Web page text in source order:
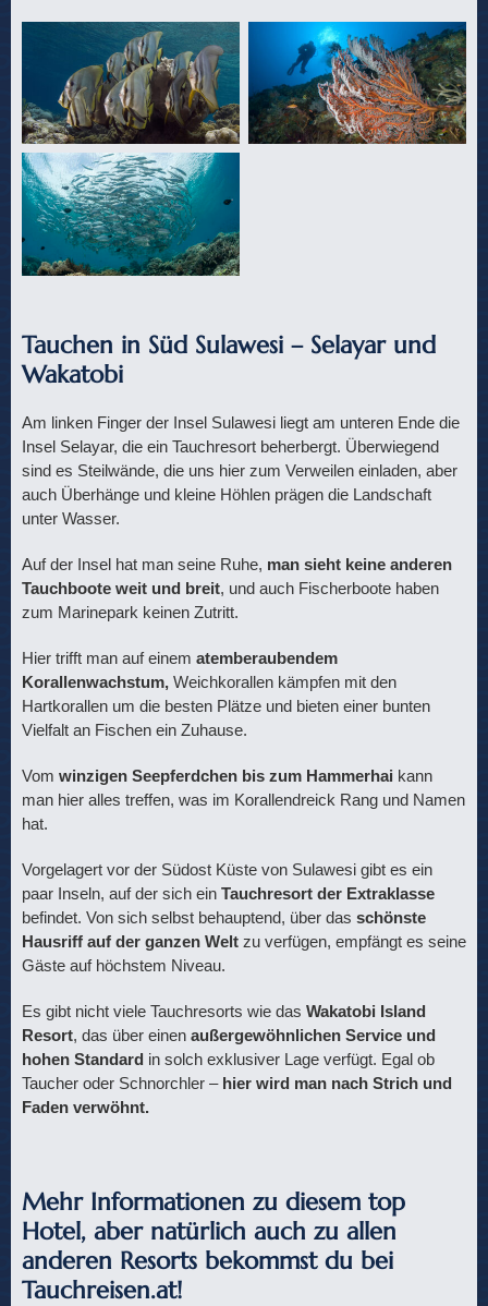
Tauchen in Süd Sulawesi – Selayar und
Wakatobi
Am linken Finger der Insel Sulawesi liegt am unteren Ende die
Insel Selayar, die ein Tauchresort beherbergt. Überwiegend
sind es Steilwände, die uns hier zum Verweilen einladen, aber
auch Überhänge und kleine Höhlen prägen die Landschaft
unter Wasser.
Auf der Insel hat man seine Ruhe, man sieht keine anderen
Tauchboote weit und breit, und auch Fischerboote haben
zum Marinepark keinen Zutritt.
Hier trifft man auf einem atemberaubendem
Korallenwachstum, Weichkorallen kämpfen mit den
Hartkorallen um die besten Plätze und bieten einer bunten
Vielfalt an Fischen ein Zuhause.
Vom winzigen Seepferdchen bis zum Hammerhai kann
man hier alles treffen, was im Korallendreick Rang und Namen
hat.
Vorgelagert vor der Südost Küste von Sulawesi gibt es ein
paar Inseln, auf der sich ein Tauchresort der Extraklasse
befindet. Von sich selbst behauptend, über das schönste
Hausriff auf der ganzen Welt zu verfügen, empfängt es seine
Gäste auf höchstem Niveau.
Es gibt nicht viele Tauchresorts wie das Wakatobi Island
Resort, das über einen außergewöhnlichen Service und
hohen Standard in solch exklusiver Lage verfügt. Egal ob
Taucher oder Schnorchler – hier wird man nach Strich und
Faden verwöhnt.
Mehr Informationen zu diesem top
Hotel, aber natürlich auch zu allen
anderen Resorts bekommst du bei
Tauchreisen.at!